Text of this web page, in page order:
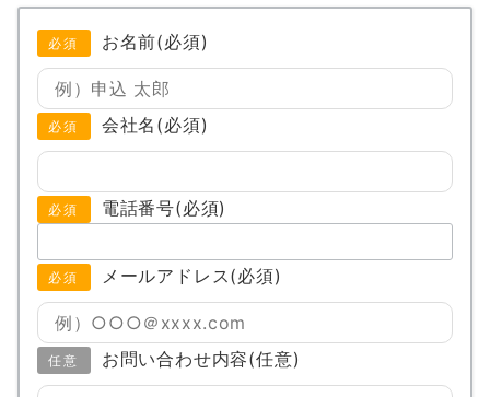
必須 お名前(必須)
必須 会社名(必須)
必須 電話番号(必須)
必須 メールアドレス(必須)
任意 お問い合わせ内容(任意)